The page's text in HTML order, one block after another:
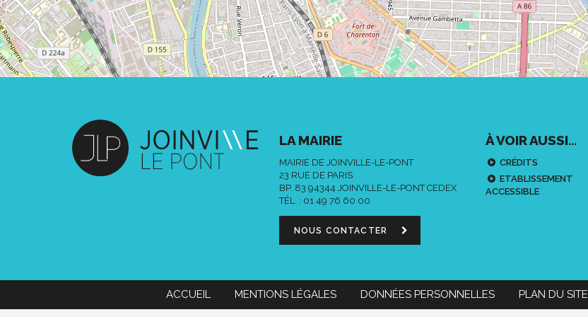
LA MAIRIE
MAIRIE DE JOINVILLE-LE-PONT
23 RUE DE PARIS
BP. 83 94344 JOINVILLE-LE-PONT CEDEX
TÉL. : 01 49 76 60 00
NOUS CONTACTER
À VOIR AUSSI...
CRÉDITS
ETABLISSEMENT
ACCESSIBLE
ACCUEIL MENTIONS LÉGALES DONNÉES PERSONNELLES PLAN DU SITE